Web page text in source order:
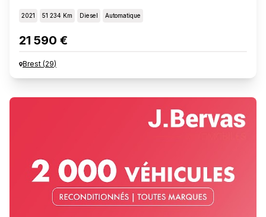
2021 51 234 Km Diesel Automatique
21 590 €
Brest (29)